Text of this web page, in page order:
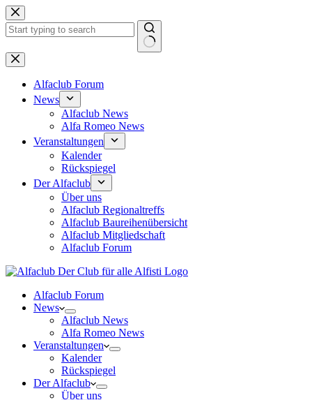
Zum
Inhalt
springen
Keine
Ergebnisse
Alfaclub Forum
News
Alfaclub News
Alfa Romeo News
Veranstaltungen
Kalender
Rückspiegel
Der Alfaclub
Über uns
Alfaclub Regionaltreffs
Alfaclub Baureihenübersicht
Alfaclub Mitgliedschaft
Alfaclub Forum
Alfaclub Forum
News
Alfaclub News
Alfa Romeo News
Veranstaltungen
Kalender
Rückspiegel
Der Alfaclub
Über uns